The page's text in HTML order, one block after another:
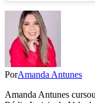
PorAmanda Antunes
Amanda Antunes